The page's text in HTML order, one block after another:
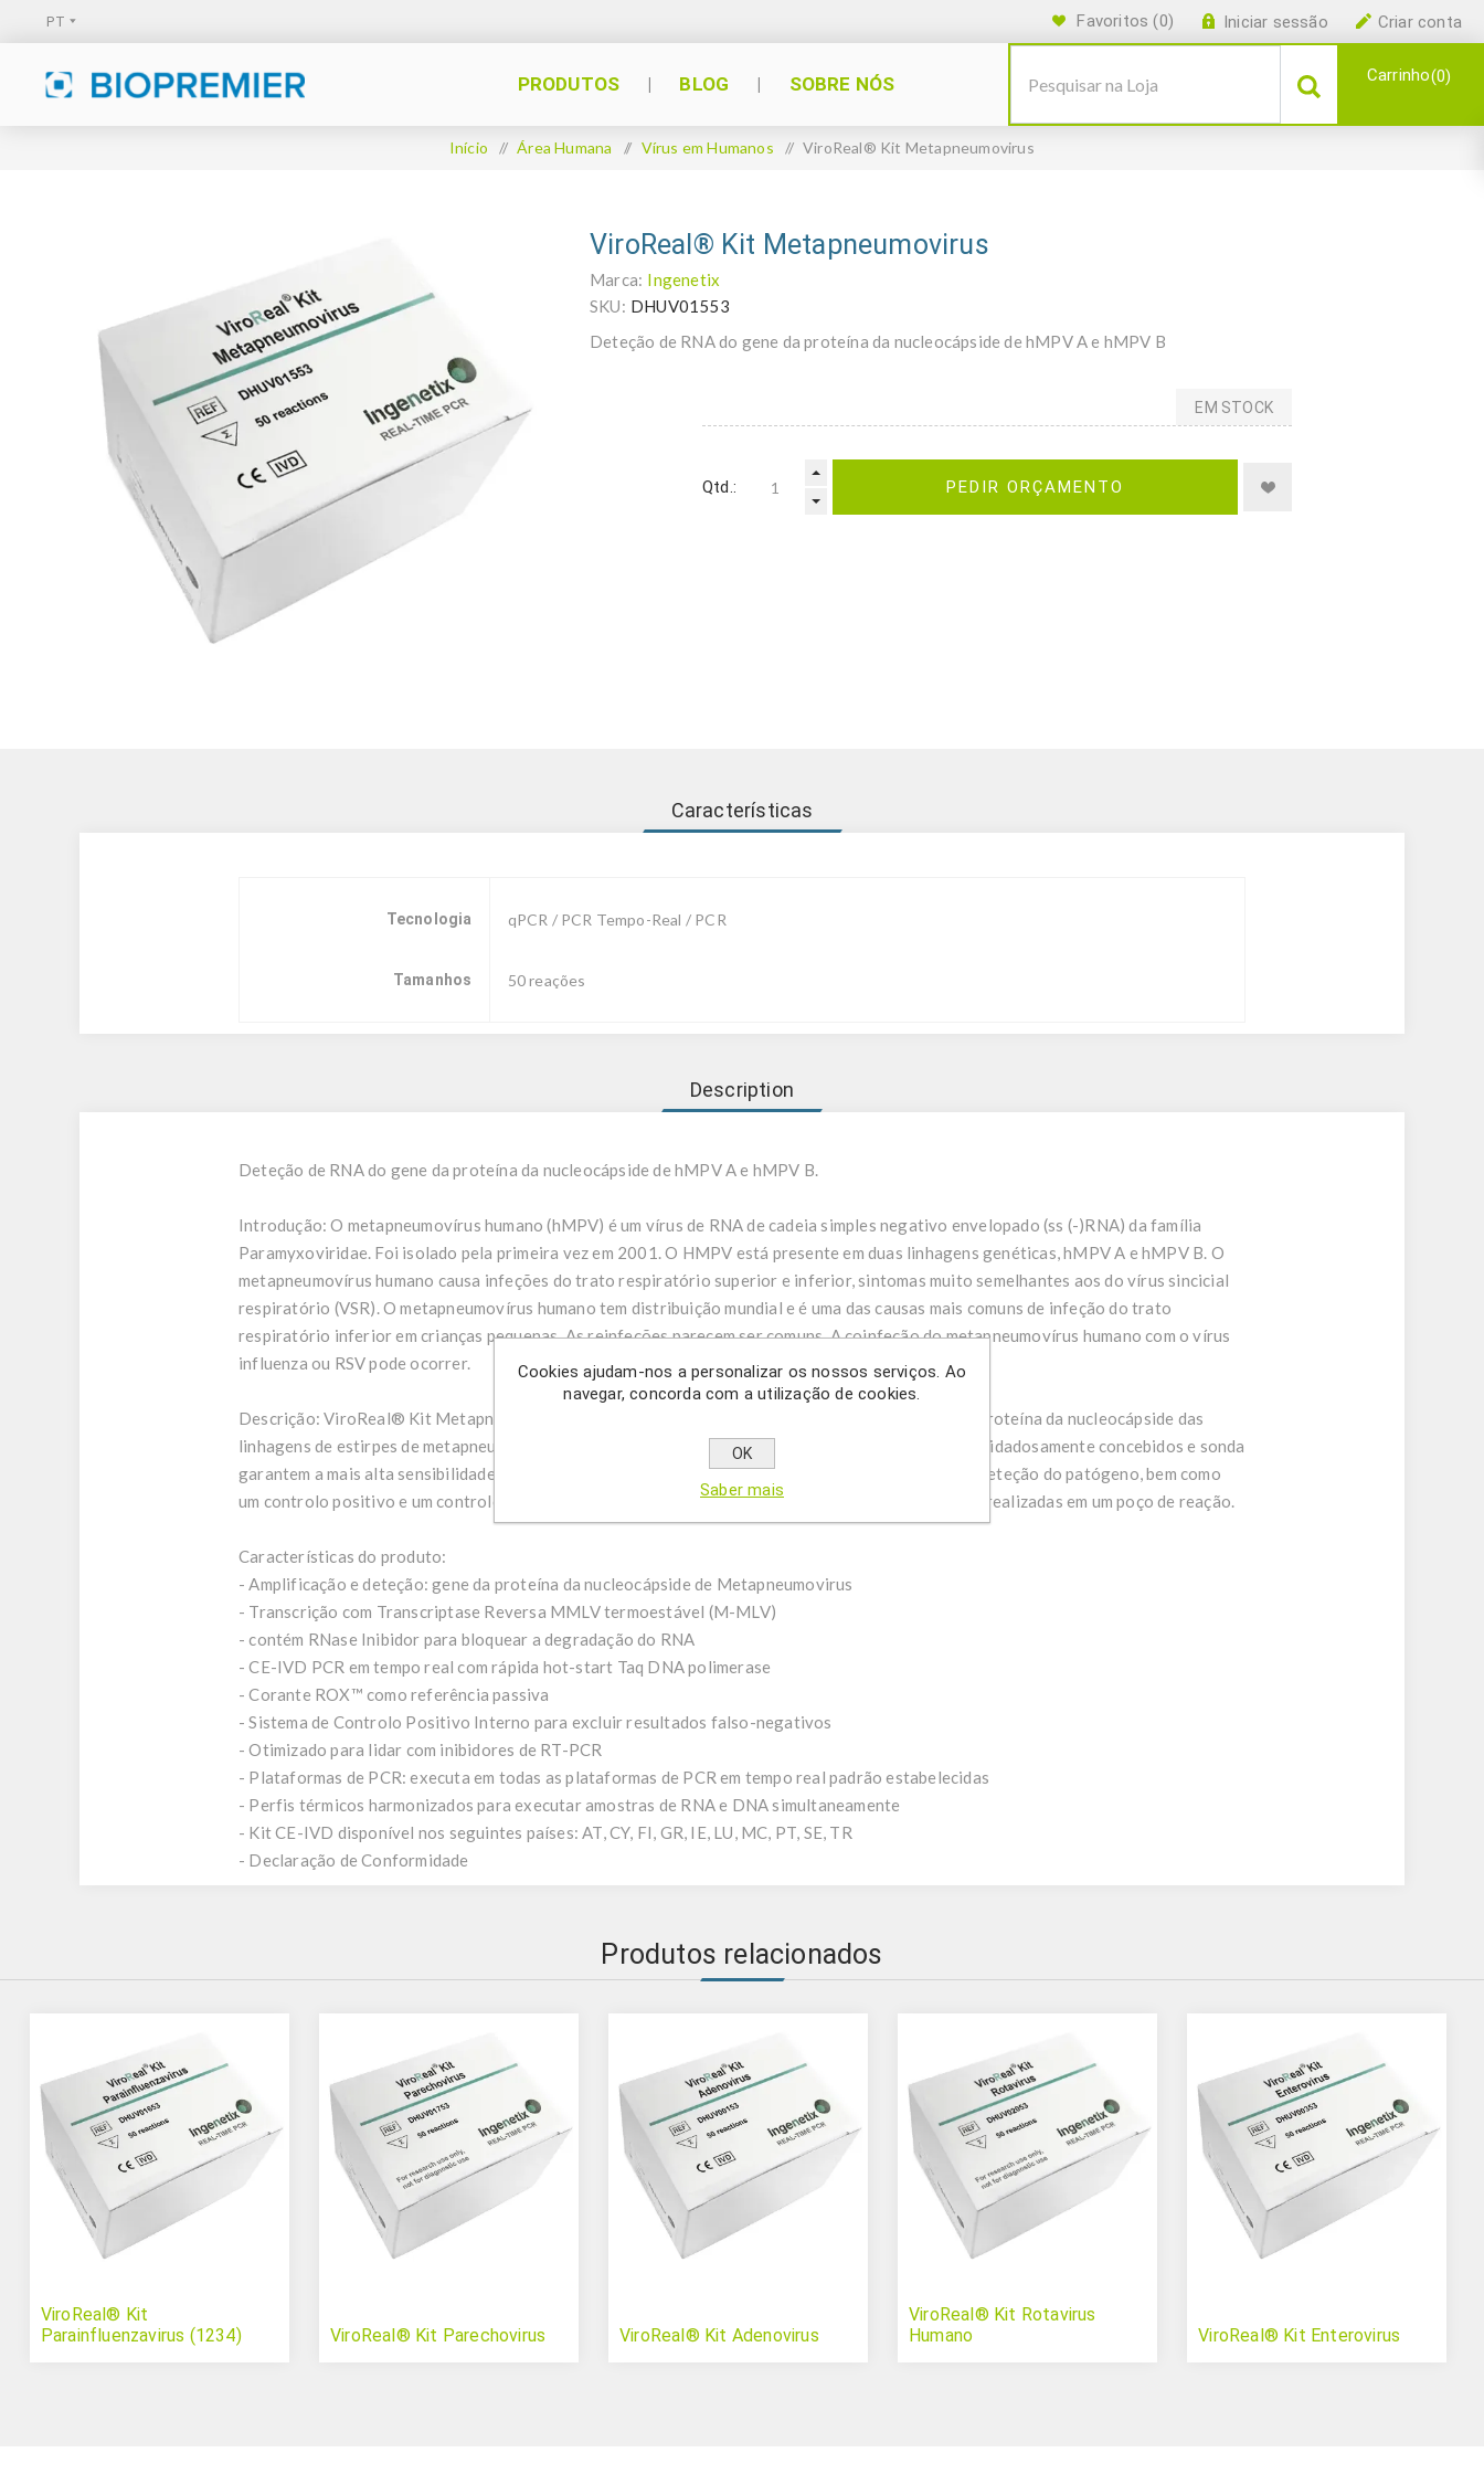
Criar conta
Iniciar sessão
Favoritos (0)
PRODUTOS BLOG SOBRE NÓS Carrinho 0
Início / Área Humana / Vírus em Humanos / ViroReal® Kit Metapneumovirus
ViroReal® Kit Metapneumovirus
Marca: Ingenetix
SKU: DHUV01553
Deteção de RNA do gene da proteína da nucleocápside de hMPV A e hMPV B
EM STOCK
Qtd.: PEDIR ORÇAMENTO
Características
Tecnologia qPCR / PCR Tempo-Real / PCR
Tamanhos 50 reações
Description
Deteção de RNA do gene da proteína da nucleocápside de hMPV A e hMPV B.
Introdução: O metapneumovírus humano (hMPV) é um vírus de RNA de cadeia simples negativo envelopado (ss (-)RNA) da família
Paramyxoviridae. Foi isolado pela primeira vez em 2001. O HMPV está presente em duas linhagens genéticas, hMPV A e hMPV B. O
metapneumovírus humano causa infeções do trato respiratório superior e inferior, sintomas muito semelhantes aos do vírus sincicial
respiratório (VSR). O metapneumovírus humano tem distribuição mundial e é uma das causas mais comuns de infeção do trato
respiratório inferior em crianças pequenas. As reinfeções parecem ser comuns. A coinfeção do metapneumovírus humano com o vírus
influenza ou RSV pode ocorrer.
Descrição: ViroReal® Kit Metapneumovirus usa RT PCR em tempo real para a deteção do gene da proteína da nucleocápside das
linhagens de estirpes de metapneumovírus humano (hMPV) hMPV A e hMPV B. Os nossos primers cuidadosamente concebidos e sonda
garantem a mais alta sensibilidade e especificidade. O kit consiste em uma mistura de ensaio para a deteção do patógeno, bem como
um controlo positivo e um controlo positivo interno (IPC). A transcrição reversa e a PCR podem ser realizadas em um poço de reação.
Características do produto:
- Amplificação e deteção: gene da proteína da nucleocápside de Metapneumovirus
- Transcrição com Transcriptase Reversa MMLV termoestável (M-MLV)
- contém RNase Inibidor para bloquear a degradação do RNA
- CE-IVD PCR em tempo real com rápida hot-start Taq DNA polimerase
- Corante ROX™ como referência passiva
- Sistema de Controlo Positivo Interno para excluir resultados falso-negativos
- Otimizado para lidar com inibidores de RT-PCR
- Plataformas de PCR: executa em todas as plataformas de PCR em tempo real padrão estabelecidas
- Perfis térmicos harmonizados para executar amostras de RNA e DNA simultaneamente
- Kit CE-IVD disponível nos seguintes países: AT, CY, FI, GR, IE, LU, MC, PT, SE, TR
- Declaração de Conformidade
Produtos relacionados
ViroReal® Kit
Parainfluenzavirus (1234)
ViroReal® Kit Parechovirus ViroReal® Kit Adenovirus
ViroReal® Kit Rotavirus
Humano
ViroReal® Kit Enterovirus
Cookies ajudam-nos a personalizar os nossos serviços. Ao
navegar, concorda com a utilização de cookies.
OK
Saber mais